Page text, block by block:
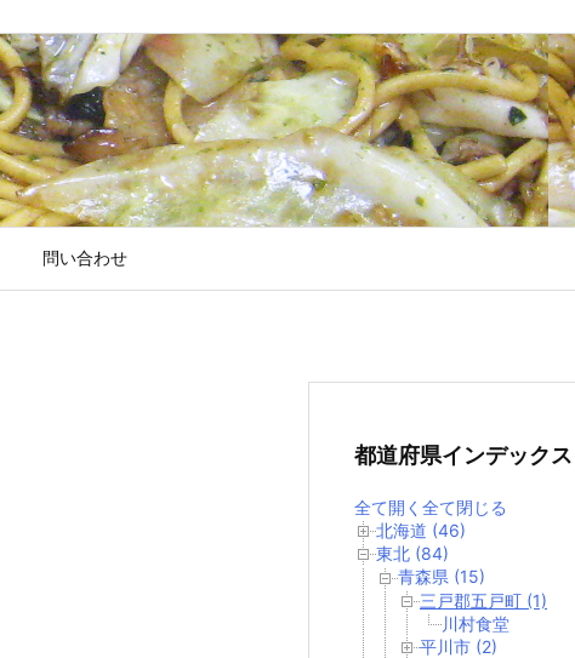
問い合わせ
都道府県インデックス
全て開く 全て閉じる
北海道 (46)
東北 (84)
青森県 (15)
三戸郡五戸町 (1)
川村食堂
平川市 (2)